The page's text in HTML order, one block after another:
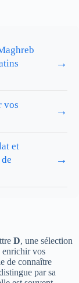
→
vos
→
et
→
D, une sélection
enrichir vos
de connaître
par sa